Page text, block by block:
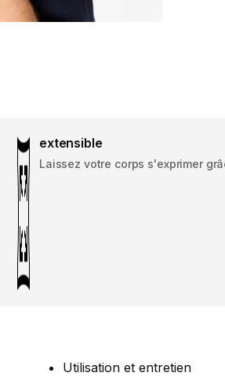
extensible
Laissez votre corps s'exprimer
Utilisation et entretien